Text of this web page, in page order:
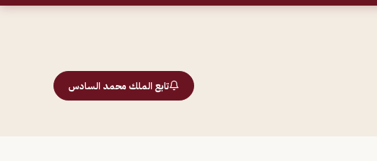
تابع الملك محمد السادس